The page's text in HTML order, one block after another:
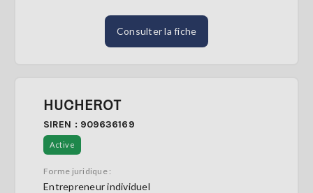
Consulter la fiche
HUCHEROT
SIREN : 909636169
Active
Forme juridique :
Entrepreneur individuel